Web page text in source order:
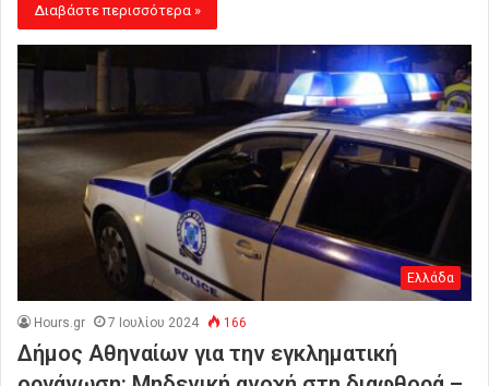
Διαβάστε περισσότερα »
Ελλάδα
Hours.gr 7 Ιουλίου 2024 166
Δήμος Αθηναίων για την εγκληματική